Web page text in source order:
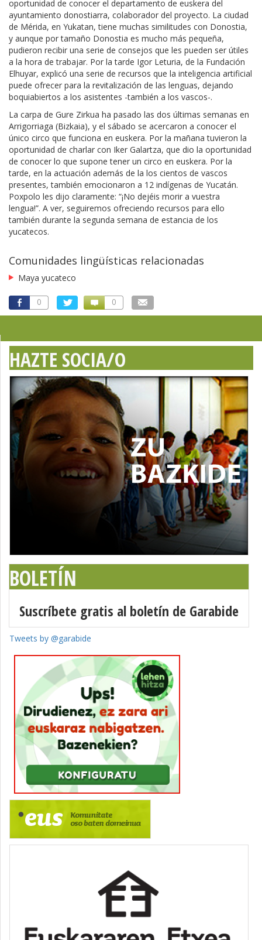
oportunidad de conocer el departamento de euskera del
ayuntamiento donostiarra, colaborador del proyecto. La ciudad
de Mérida, en Yukatan, tiene muchas similitudes con Donostia,
y aunque por tamaño Donostia es mucho más pequeña,
pudieron recibir una serie de consejos que les pueden ser útiles
a la hora de trabajar. Por la tarde Igor Leturia, de la Fundación
Elhuyar, explicó una serie de recursos que la inteligencia artificial
puede ofrecer para la revitalización de las lenguas, dejando
boquiabiertos a los asistentes -también a los vascos-.
La carpa de Gure Zirkua ha pasado las dos últimas semanas en
Arrigorriaga (Bizkaia), y el sábado se acercaron a conocer el
único circo que funciona en euskera. Por la mañana tuvieron la
oportunidad de charlar con Iker Galartza, que dio la oportunidad
de conocer lo que supone tener un circo en euskera. Por la
tarde, en la actuación además de la los cientos de vascos
presentes, también emocionaron a 12 indígenas de Yucatán.
Poxpolo les dijo claramente: “¡No dejéis morir a vuestra
lengua!”. A ver, seguiremos ofreciendo recursos para ello
también durante la segunda semana de estancia de los
yucatecos.
Comunidades lingüísticas relacionadas
Maya yucateco
0 0
HAZTE SOCIA/O
BOLETÍN
Suscríbete gratis al boletín de Garabide
Tweets by @garabide